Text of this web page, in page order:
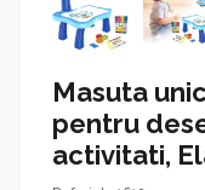
Masuta
pentru
activitati,